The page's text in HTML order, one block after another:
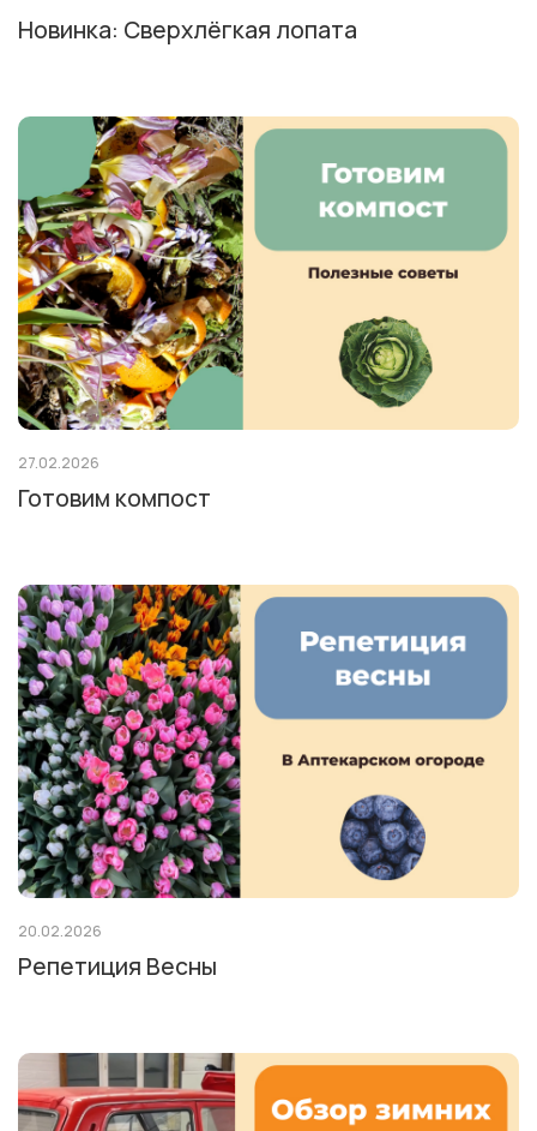
Новинка: Сверхлёгкая лопата
27.02.2026
Готовим компост
20.02.2026
Репетиция Весны